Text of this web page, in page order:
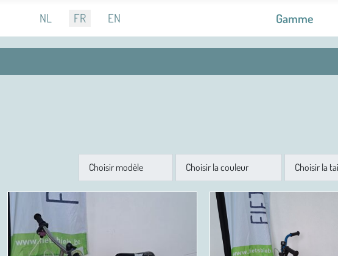
Sélectionnez votre langue
NL FR EN Gamme
Modèle Couleur Taille